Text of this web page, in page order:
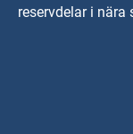
reservdelar i nära